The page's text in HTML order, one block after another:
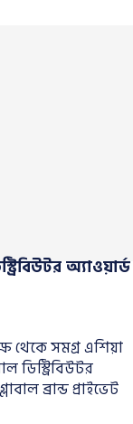
অ্যাওয়ার্ড
থেকে সমগ্র এশিয়া
ডিস্ট্রিবিউটর
ব্রান্ড প্রাইভেট